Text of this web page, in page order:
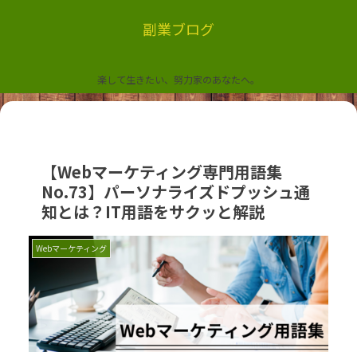
副業ブログ
楽して生きたい、努力家のあなたへ。
【Webマーケティング専門用語集
No.73】パーソナライズドプッシュ通
知とは？IT用語をサクッと解説
Webマーケティング